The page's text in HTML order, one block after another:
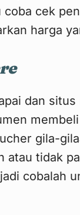
cek
harga
dan
gila-
tidak
cobalah